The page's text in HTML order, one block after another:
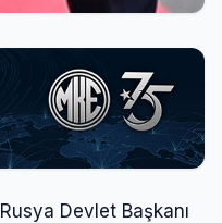
Devlet Başkanı